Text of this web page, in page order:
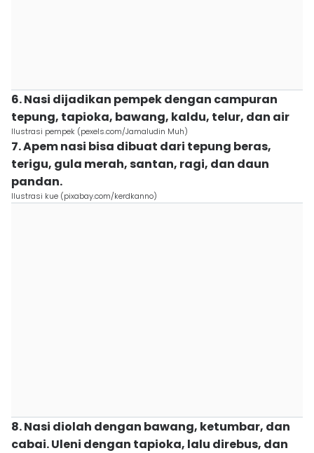
6. Nasi dijadikan pempek dengan campuran
tepung, tapioka, bawang, kaldu, telur, dan air
Ilustrasi pempek (pexels.com/Jamaludin Muh)
7. Apem nasi bisa dibuat dari tepung beras,
terigu, gula merah, santan, ragi, dan daun
pandan.
Ilustrasi kue (pixabay.com/kerdkanno)
8. Nasi diolah dengan bawang, ketumbar, dan
cabai. Uleni dengan tapioka, lalu direbus, dan